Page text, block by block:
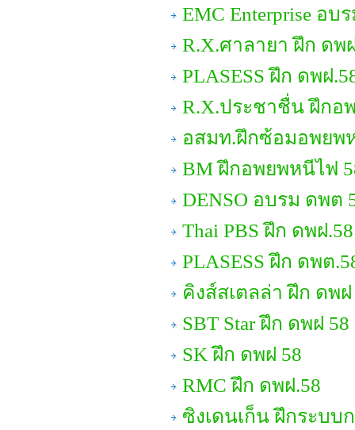
EMC Enterprise อบ
R.X.ศาลายา ฝึก ดพ
PLASESS ฝึก ดพฝ
R.X.ประชาชื่น ฝึกอ
อสมท.ฝึกซ้อมอพยพ
BM ฝึกอพยพหนีไฟ
DENSO อบรม ดพต
Thai PBS ฝึก ดพฝ.58
PLASESS ฝึก ดพต
คิงส์สเตลล่า ฝึก ดพฝ
SBT Star ฝึก ดพฝ 58
SK ฝึก ดพฝ 58
RMC ฝึก ดพฝ.58
ซิงเดนเก็น ฝึกระบ